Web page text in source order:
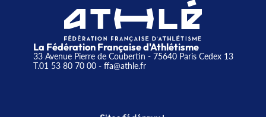
La Fédération Française d'Athlétisme
33 Avenue Pierre de Coubertin - 75640 Paris Cedex 13
T.01 53 80 70 00- ffa@athle.fr